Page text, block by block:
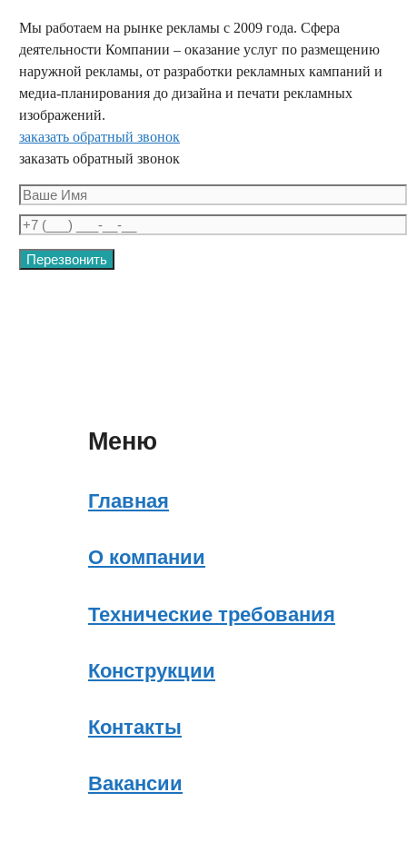
Мы работаем на рынке рекламы с 2009 года. Сфера
деятельности Компании – оказание услуг по размещению
наружной рекламы, от разработки рекламных кампаний и
медиа-планирования до дизайна и печати рекламных
изображений.
заказать обратный звонок
заказать обратный звонок
Меню
Главная
О компании
Технические требования
Конструкции
Контакты
Вакансии